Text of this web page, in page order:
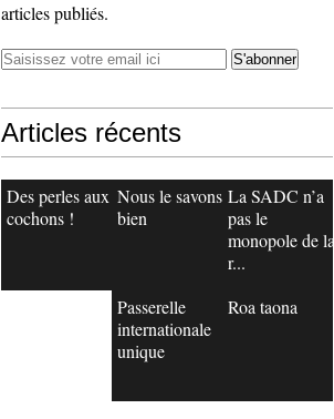
articles publiés.
Articles récents
Des perles aux
cochons !
Nous le savons
bien
La SADC n’a
pas le
monopole de la
r...
Passerelle
internationale
unique
Roa taona